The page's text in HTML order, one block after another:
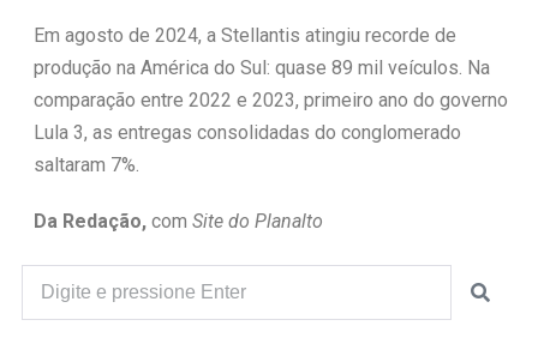
Em agosto de 2024, a Stellantis atingiu recorde de
produção na América do Sul: quase 89 mil veículos. Na
comparação entre 2022 e 2023, primeiro ano do governo
Lula 3, as entregas consolidadas do conglomerado
saltaram 7%.
Da Redação,com Site do Planalto